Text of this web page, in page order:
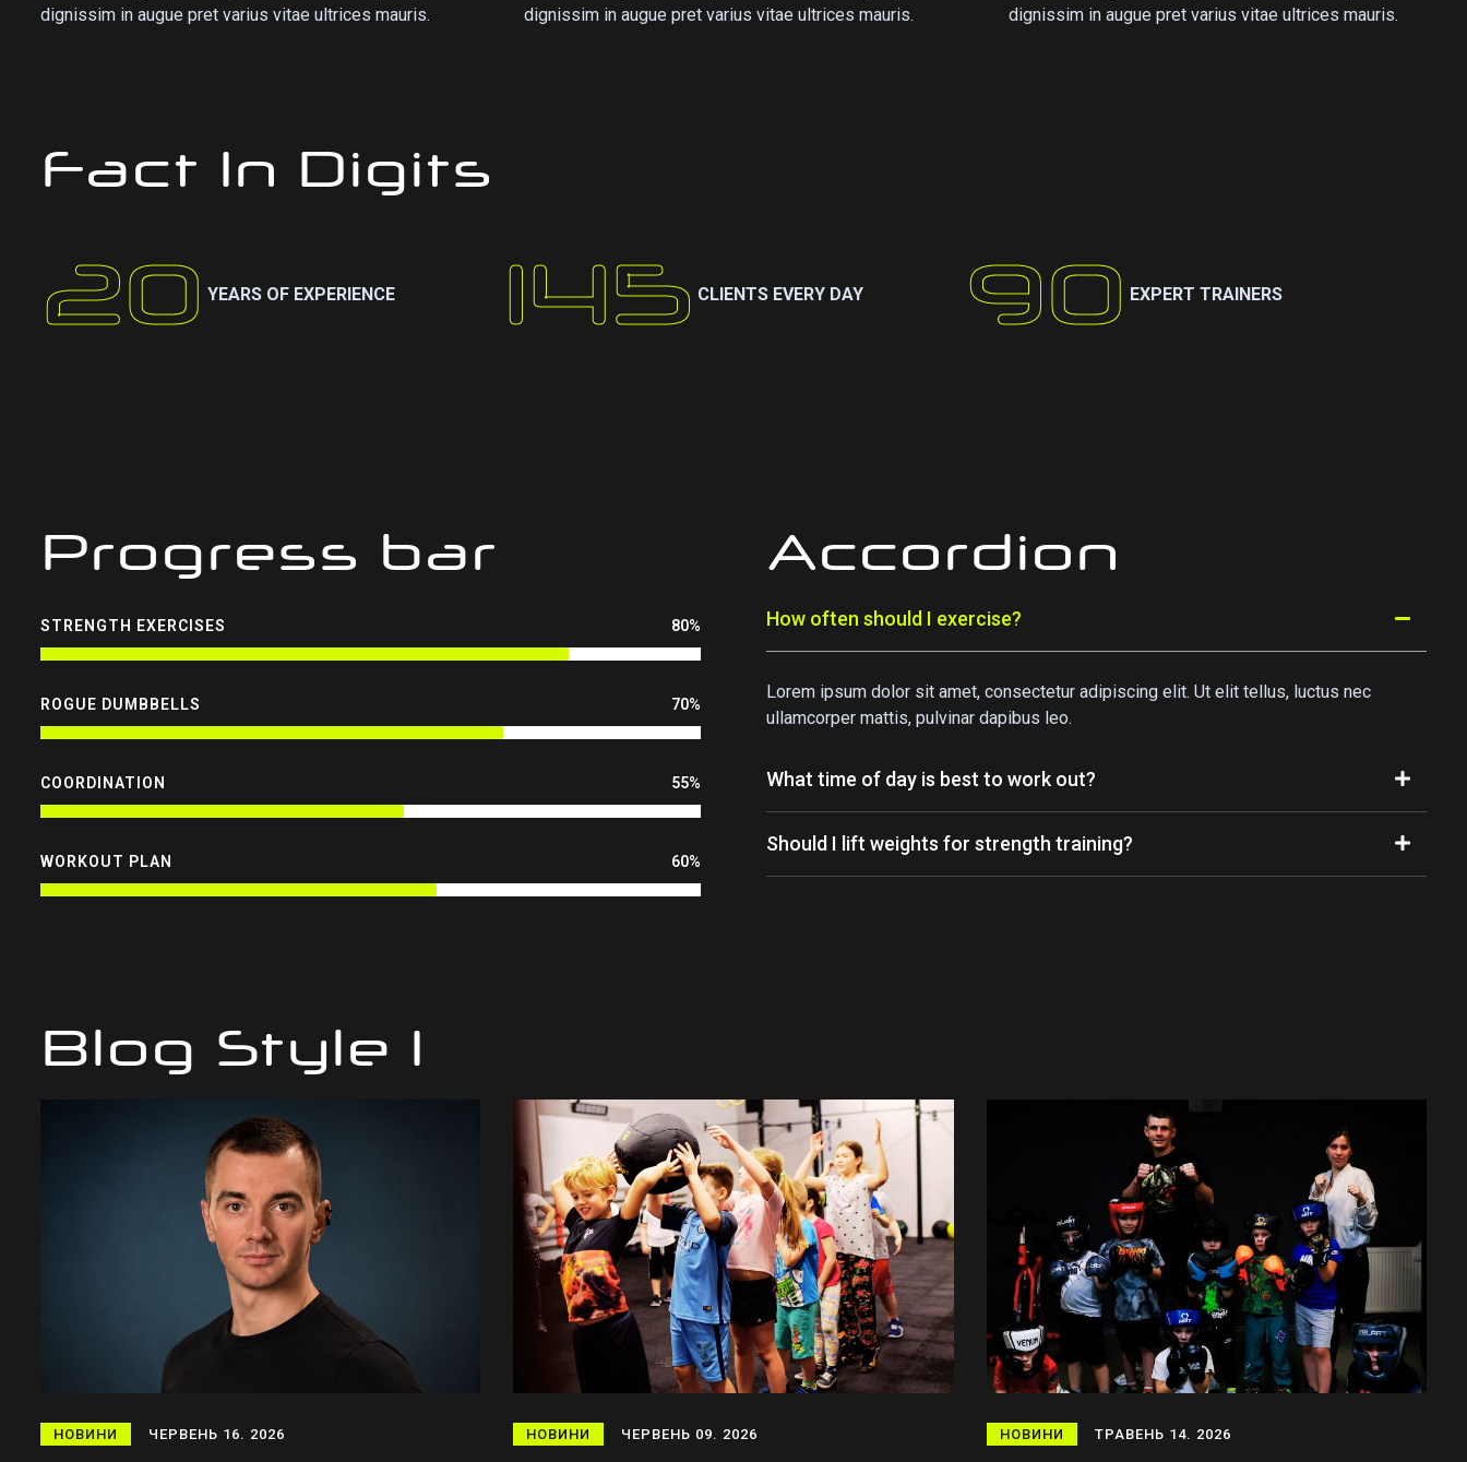
dignissim in augue pret varius vitae ultrices mauris.
dignissim in augue pret varius vitae ultrices mauris.
dignissim in augue pret varius vitae ultrices mauris.
Fact In Digits
20 YEARS OF EXPERIENCE 150 CLIENTS EVERY DAY 96 EXPERT TRAINERS
Progress bar
STRENGTH EXERCISES 80%
ROGUE DUMBBELLS 70%
COORDINATION 55%
WORKOUT PLAN 60%
Accordion
How often should I exercise?
Lorem ipsum dolor sit amet, consectetur adipiscing elit. Ut elit tellus, luctus nec
ullamcorper mattis, pulvinar dapibus leo.
What time of day is best to work out?
Should I lift weights for strength training?
Blog Style 1
НОВИНИ ЧЕРВЕНЬ 16. 2026 НОВИНИ ЧЕРВЕНЬ 09. 2026 НОВИНИ ТРАВЕНЬ 14. 2026